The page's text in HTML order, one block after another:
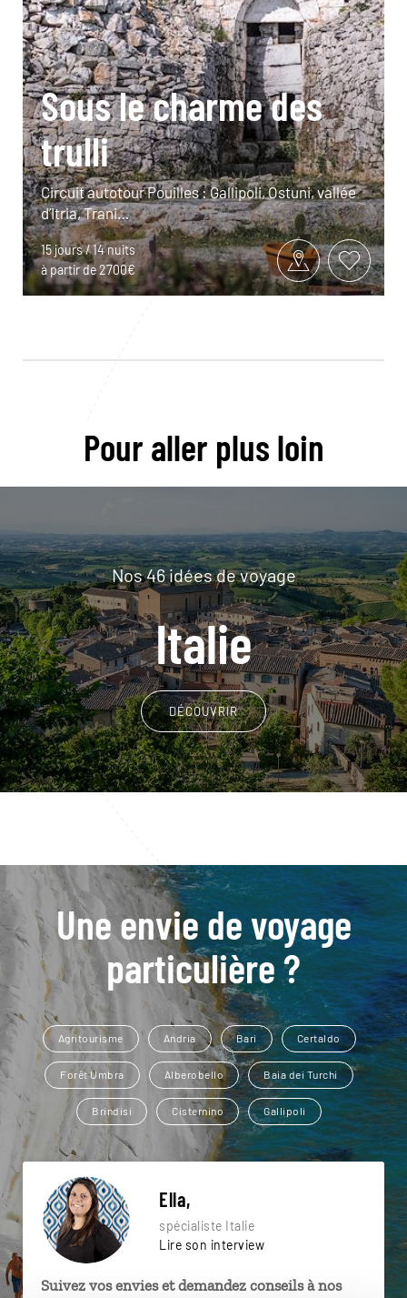
Sous le charme des
trulli
Circuit autotour Pouilles : Gallipoli, Ostuni, vallée
d’Itria, Trani…
15 jours / 14 nuits
à partir de 2700€
Pour aller plus loin
Nos 46 idées de voyage
Italie
DÉCOUVRIR
Une envie de voyage
particulière ?
Agritourisme Andria Bari Certaldo
Forêt Umbra Alberobello Baia dei Turchi
Brindisi Cisternino Gallipoli
Ella,
spécialiste Italie
Lire son interview
Suivez vos envies et demandez conseils à nos